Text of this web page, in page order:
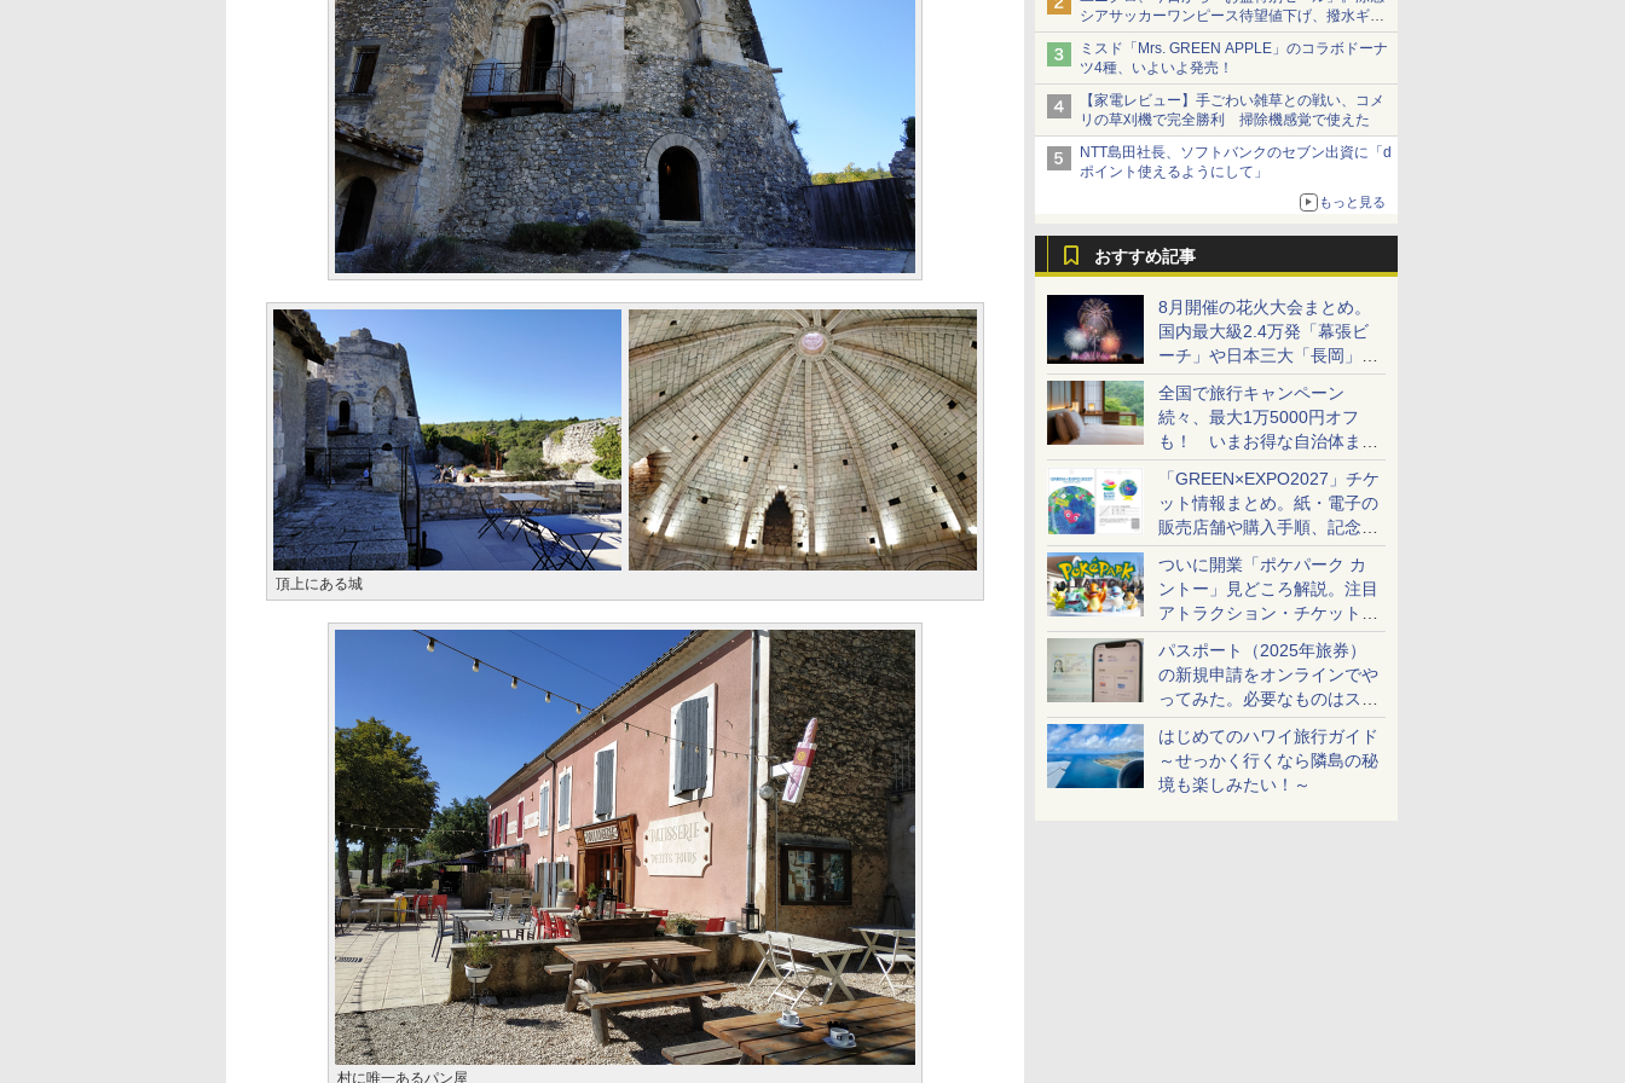
シアサッカーワンピース待望値下げ、撥水ギア
ショーツは1990円に
ミスド「Mrs. GREEN APPLE」のコラボドーナ
ツ4種、いよいよ発売！
【家電レビュー】手ごわい雑草との戦い、コメ
リの草刈機で完全勝利 掃除機感覚で使えた
NTT島田社長、ソフトバンクのセブン出資に「d
ポイント使えるようにして」
もっと見る
おすすめ記事
8月開催の花火大会まとめ。
国内最大級2.4万発「幕張ビ
ーチ」や日本三大「長岡」な
ど大型イベント目白押し！
全国で旅行キャンペーン
続々、最大1万5000円オフ
も！ いまお得な自治体まと
め
「GREEN×EXPO2027」チケ
ット情報まとめ。紙・電子の
販売店舗や購入手順、記念チ
ケットも解説
ついに開業「ポケパーク カ
ントー」見どころ解説。注目
アトラクション・チケット手
配・来場前に必要な準備は？
パスポート（2025年旅券）
の新規申請をオンラインでや
ってみた。必要なものはスマ
ホとマイナカードのみ
はじめてのハワイ旅行ガイド
～せっかく行くなら隣島の秘
境も楽しみたい！～
頂上にある城
村に唯一あるパン屋